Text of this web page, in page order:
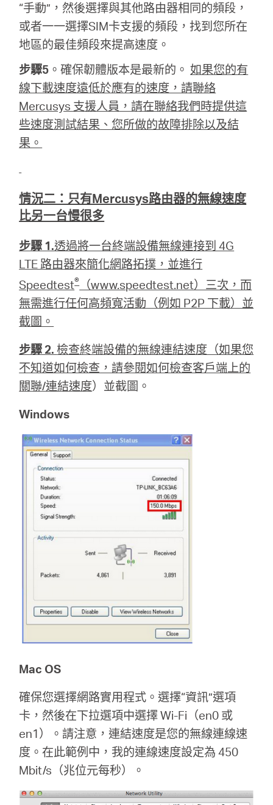
“手動”，然後選擇與其他路由器相同的頻段，
或者一一選擇SIM卡支援的頻段，找到您所在
地區的最佳頻段來提高速度。
步驟5 。確保韌體版本是最新的。如果您的有
線下載速度遠低於應有的速度，請聯絡
Mercusys 支援人員，請在聯絡我們時提供這
些速度測試結果、您所做的故障排除以及結
果。
情況二：只有Mercusys路由器的無線速度
比另一台慢很多
步驟 1.透過將一台終端設備無線連接到 4G
LTE 路由器來簡化網路拓撲，並進行
Speedtest®（www.speedtest.net）三次，而
無需進行任何高頻寬活動（例如 P2P 下載）並
截圖。
步驟 2. 檢查終端設備的無線連結速度（如果您
不知道如何檢查，請參閱如何檢查客戶端上的
關聯/連結速度）並截圖。
Windows
Mac OS
確保您選擇網路實用程式。選擇“資訊”選項
卡，然後在下拉選項中選擇 Wi-Fi（en0 或
en1）。請注意，連結速度是您的無線連線速
度。在此範例中，我的連線速度設定為 450
Mbit/s（兆位元每秒）。